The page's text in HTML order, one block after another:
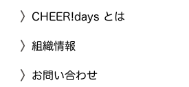
CHEER!days とは
組織情報
お問い合わせ